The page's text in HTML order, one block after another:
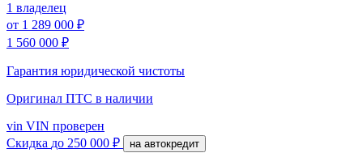
1 владелец
от 1 289 000 ₽
1 560 000 ₽
Гарантия юридической чистоты
Оригинал ПТС в наличии
vin VIN проверен
Скидка до 250 000 ₽ на автокредит